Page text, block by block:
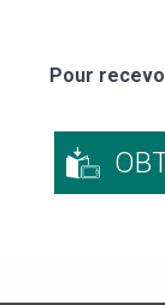
Pour